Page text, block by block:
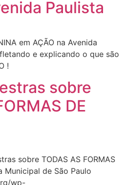
Paulista
em AÇÃO na Avenida
e explicando o que são
!
sobre
DE
sobre TODAS AS FORMAS
Municipal de São Paulo
wp-